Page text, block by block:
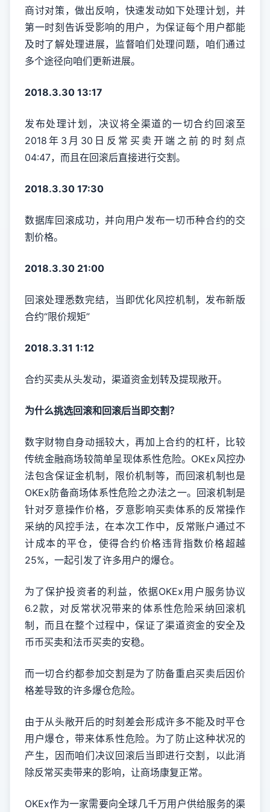
商讨对策，做出反响，快速发动如下处理计划，并
第一时刻告诉受影响的用户，为保证每个用户都能
及时了解处理进展，监督咱们处理问题，咱们通过
多个途径向咱们更新进展。
2018.3.30 13:17
发布处理计划，决议将全渠道的一切合约回滚至
2018年3月30日反常买卖开端之前的时刻点
04:47，而且在回滚后直接进行交割。
2018.3.30 17:30
数据库回滚成功，并向用户发布一切币种合约的交
割价格。
2018.3.30 21:00
回滚处理悉数完结，当即优化风控机制，发布新版
合约“限价规矩”
2018.3.31 1:12
合约买卖从头发动，渠道资金划转及提现敞开。
为什么挑选回滚和回滚后当即交割？
数字财物自身动摇较大，再加上合约的杠杆，比较
传统金融商场较简单呈现体系性危险。OKEx风控办
法包含保证金机制，限价机制等，而回滚机制也是
OKEx防备商场体系性危险之办法之一。回滚机制是
针对歹意操作价格，歹意影响买卖体系的反常操作
采纳的风控手法，在本次工作中，反常账户通过不
计成本的平仓，使得合约价格违背指数价格超越
25%，一起引发了许多用户的爆仓。
为了保护投资者的利益，依据OKEx用户服务协议
6.2款，对反常状况带来的体系性危险采纳回滚机
制，而且在整个过程中，保证了渠道资金的安全及
币币买卖和法币买卖的安稳。
而一切合约都参加交割是为了防备重启买卖后因价
格差导致的许多爆仓危险。
由于从头敞开后的时刻差会形成许多不能及时平仓
用户爆仓，带来体系性危险。为了防止这种状况的
产生，因而咱们决议回滚后当即进行交割，以此消
除反常买卖带来的影响，让商场康复正常。
OKEx作为一家需要向全球几千万用户供给服务的渠